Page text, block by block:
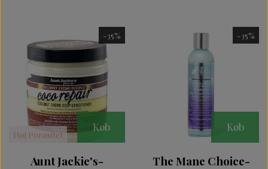
-35%
Høj Porøsitet
Køb
Aunt Jackie's-
-35%
Køb
The Mane Choice-